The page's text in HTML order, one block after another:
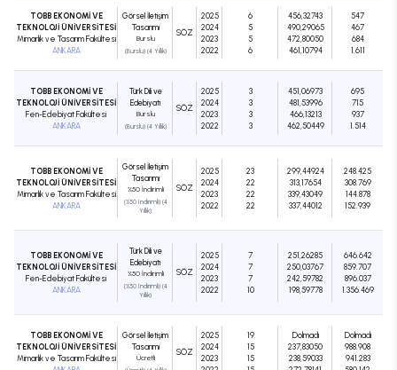
TOBB EKONOMİ VE
TEKNOLOJİ ÜNİVERSİTESİ
Mimarlık ve Tasarım Fakültesi
ANKARA
Görsel İletişim
Tasarımı
Burslu
(Burslu) (4 Yıllık)
SÖZ
2025
2024
2023
2022
6
5
5
6
456,32743
490,29065
472,80050
461,10794
547
467
684
1.611
TOBB EKONOMİ VE
TEKNOLOJİ ÜNİVERSİTESİ
Fen-Edebiyat Fakültesi
ANKARA
Türk Dili ve
Edebiyatı
Burslu
(Burslu) (4 Yıllık)
SÖZ
2025
2024
2023
2022
3
3
3
3
451,06973
481,53996
466,13213
462,50449
695
715
937
1.514
TOBB EKONOMİ VE
TEKNOLOJİ ÜNİVERSİTESİ
Mimarlık ve Tasarım Fakültesi
ANKARA
Görsel İletişim
Tasarımı
%50 İndirimli
(%50 İndirimli) (4
Yıllık)
SÖZ
2025
2024
2023
2022
23
22
22
22
299,44924
313,17654
339,43049
337,44012
248.425
308.769
144.878
152.939
TOBB EKONOMİ VE
TEKNOLOJİ ÜNİVERSİTESİ
Fen-Edebiyat Fakültesi
ANKARA
Türk Dili ve
Edebiyatı
%50 İndirimli
(%50 İndirimli) (4
Yıllık)
SÖZ
2025
2024
2023
2022
7
7
7
10
251,26285
250,03767
242,59782
198,59778
646.642
859.707
896.037
1.356.469
TOBB EKONOMİ VE
TEKNOLOJİ ÜNİVERSİTESİ
Mimarlık ve Tasarım Fakültesi
Görsel İletişim
Tasarımı
Ücretli
SÖZ
2025
2024
2023
19
15
15
Dolmadı
237,83050
238,59033
Dolmadı
988.908
941.283